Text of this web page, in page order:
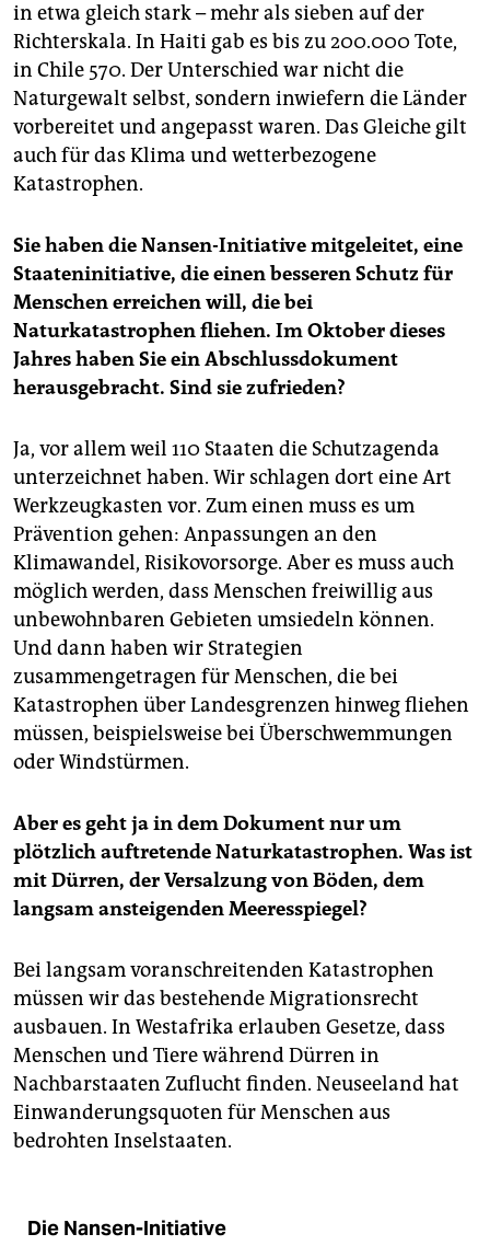
in etwa gleich stark – mehr als sieben auf der
Richterskala. In Haiti gab es bis zu 200.000 Tote,
in Chile 570. Der Unterschied war nicht die
Naturgewalt selbst, sondern inwiefern die Länder
vorbereitet und angepasst waren. Das Gleiche gilt
auch für das Klima und wetterbezogene
Katastrophen.
Sie haben die Nansen-Initiative mitgeleitet, eine
Staateninitiative, die einen besseren Schutz für
Menschen erreichen will, die bei
Naturkatastrophen fliehen. Im Oktober dieses
Jahres haben Sie ein Abschlussdokument
herausgebracht. Sind sie zufrieden?
Ja, vor allem weil 110 Staaten die Schutzagenda
unterzeichnet haben. Wir schlagen dort eine Art
Werkzeugkasten vor. Zum einen muss es um
Prävention gehen: Anpassungen an den
Klimawandel, Risikovorsorge. Aber es muss auch
möglich werden, dass Menschen freiwillig aus
unbewohnbaren Gebieten umsiedeln können.
Und dann haben wir Strategien
zusammengetragen für Menschen, die bei
Katastrophen über Landesgrenzen hinweg fliehen
müssen, beispielsweise bei Überschwemmungen
oder Windstürmen.
Aber es geht ja in dem Dokument nur um
plötzlich auftretende Naturkatastrophen. Was ist
mit Dürren, der Versalzung von Böden, dem
langsam ansteigenden Meeresspiegel?
Bei langsam voranschreitenden Katastrophen
müssen wir das bestehende Migrationsrecht
ausbauen. In Westafrika erlauben Gesetze, dass
Menschen und Tiere während Dürren in
Nachbarstaaten Zuflucht finden. Neuseeland hat
Einwanderungsquoten für Menschen aus
bedrohten Inselstaaten.
Die Nansen-Initiative